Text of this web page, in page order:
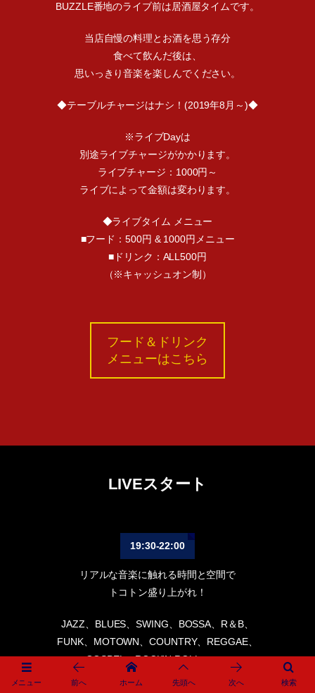
BUZZLE番地のライブ前は居酒屋タイムです。
当店自慢の料理とお酒を思う存分
食べて飲んだ後は、
思いっきり音楽を楽しんでください。
◆テーブルチャージはナシ！(2019年8月～)◆
※ライブDayは
別途ライブチャージがかかります。
ライブチャージ：1000円～
ライブによって金額は変わります。
◆ライブタイム メニュー
■フード：500円 & 1000円メニュー
■ドリンク：ALL500円
（※キャッシュオン制）
フード＆ドリンク
メニューはこちら
LIVEスタート
19:30-22:00
リアルな音楽に触れる時間と空間で
トコトン盛り上がれ！
JAZZ、BLUES、SWING、BOSSA、R＆B、
FUNK、MOTOWN、COUNTRY、REGGAE、
GOSPEL、ROCK'N ROLL・・・
本物の音楽を身近に感じていただける
メニュー 検索
前へ ホーム 先頭へ 次へ